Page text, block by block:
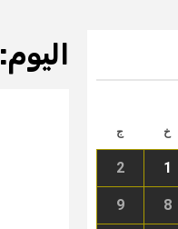
اليوم:
خ ج
1
2
8
9